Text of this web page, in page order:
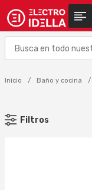
Inicio Baño y cocina
Filtros